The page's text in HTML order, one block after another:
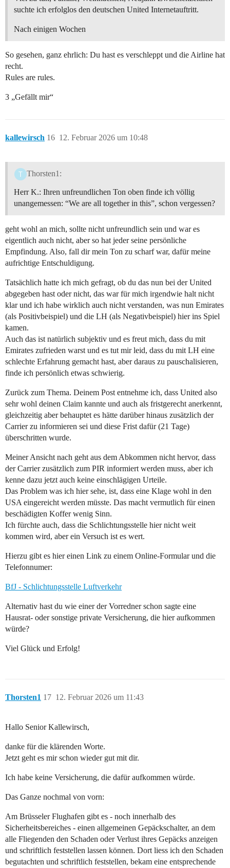
suchte ich erfolglos den deutschen United Internetauftritt.
Nach einigen Wochen
So gesehen, ganz ehrlich: Du hast es verschleppt und die Airline hat
recht.
Rules are rules.
3 „Gefällt mir“
kallewirsch 12. Februar 2026 um 10:48
16
Thorsten1:
Herr K.: Ihren unfreundlichen Ton oben finde ich völlig
unangemessen: “We are all together in this”, schon vergessen?
geht wohl an mich, sollte nicht unfreundlich sein und war es
eigentlich auch nicht, aber so hat jeder seine persönliche
Empfindung. Also, fall dir mein Ton zu scharf war, dafür meine
aufrichtige Entschuldigung.
Tatsächlich hatte ich mich gefragt, ob du das nun bei der United
abgegeben hast oder nicht, das war für mich irgendwie halt nicht
klar und ich habe wirklich auch nicht verstanden, was nun Emirates
(als Positivbeispiel) und die LH (als Negativbeispiel) hier ins Spiel
kamen.
Auch das ist natürlich subjektiv und es freut mich, dass du mit
Emirates zufrieden warst und es tut mir leid, dass du mit LH eine
schlechte Erfahrung gemacht hast, aber daraus zu pauschalisieren,
finde ich persönlich etwas schwierig.
Zurück zum Thema. Deinem Post entnehme ich, dass United also
sehr wohl deinen Claim kannte und auch als fristgerecht anerkennt,
gleichzeitig aber behauptet es hätte darüber hinaus zusätzlich der
Carrier zu informieren sei und diese Frist dafür (21 Tage)
überschritten wurde.
Meiner Ansicht nach geht aus dem Abkommen nicht hervor, dass
der Carrier zusätzlich zum PIR informiert werden muss, aber ich
kenne dazu jetzt auch keine einschlägigen Urteile.
Das Problem was ich hier sehe, ist, dass eine Klage wohl in den
USA eingereicht werden müsste. Das macht vermutlich für einen
beschädigten Koffer wenig Sinn.
Ich fürchte auch, dass die Schlichtungsstelle hier nicht weit
kommen wird, aber ein Versuch ist es wert.
Hierzu gibt es hier einen Link zu einem Online-Formular und die
Telefonnumer:
BfJ - Schlichtungsstelle Luftverkehr
Alternativ hast du wie einer der Vorredner schon sagte eine
Hausrat- oder sonstige private Versicherung, die hier aufkommen
würde?
Viel Glück und Erfolg!
Thorsten1 12. Februar 2026 um 11:43
17
Hallo Senior Kallewirsch,
danke für die klärenden Worte.
Jetzt geht es mir schon wieder gut mit dir.
Ich habe keine Versicherung, die dafür aufkommen würde.
Das Ganze nochmal von vorn:
Am Brüsseler Flughafen gibt es - noch innerhalb des
Sicherheitsbereiches - einen allgemeinen Gepäckschalter, an dem
alle Fliegenden den Schaden oder Verlust ihres Gepäcks anzeigen
und schriftlich feststellen lassen können. Dort liess ich den Schaden
begutachten und schriftlich feststellen, bekam eine entsprechende